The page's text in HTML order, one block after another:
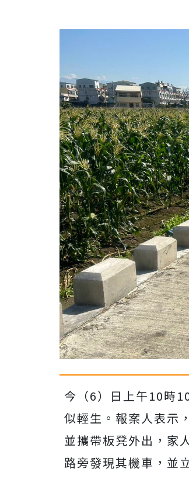
今（6）日上午10時
似輕生。報案人表示
並攜帶板凳外出，家
路旁發現其機車，並